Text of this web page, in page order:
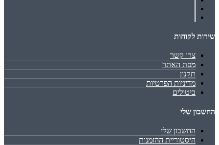
שירות לקוחות
צרו קשר
מפת האתר
תקנון
מדיניות הפרטיות
ביטולים
החשבון שלי
החשבון שלי
היסטוריית ההזמנות